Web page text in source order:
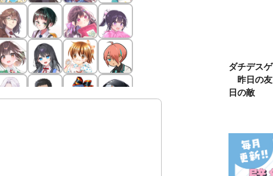
ルピーチ
めちゃ事
長浜高校水族館
部！
トモダチデスゲ
ーム 昨日の友
は今日の敵